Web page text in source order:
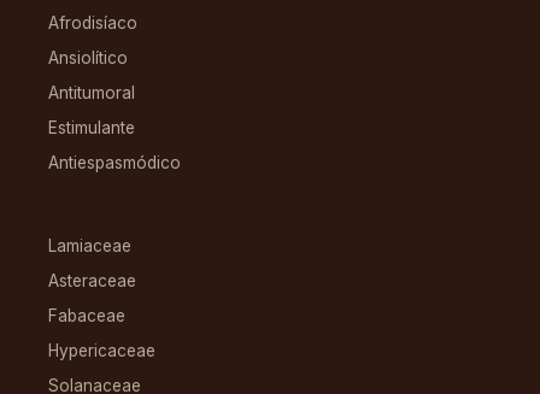
Afrodisíaco
Ansiolítico
Antitumoral
Estimulante
Antiespasmódico
Lamiaceae
Asteraceae
Fabaceae
Hypericaceae
Solanaceae